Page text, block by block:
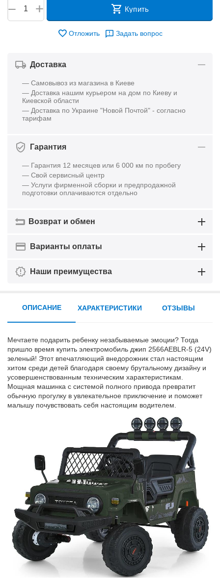
+
− Купить
Отложить Задать вопрос
Доставка
— Самовывоз из магазина в Киеве
— Доставка нашим курьером на дом по Киеву и
Киевской области
— Доставка по Украине "Новой Почтой" - согласно
тарифам
Гарантия
— Гарантия 12 месяцев или 6 000 км по пробегу
— Свой сервисный центр
— Услуги фирменной сборки и предпродажной
подготовки оплачиваются отдельно
Возврат и обмен
Варианты оплаты
Наши преимущества
ОПИСАНИЕ
Мечтаете подарить ребенку незабываемые эмоции? Тогда
пришло время купить электромобиль джип 2566AEBLR-5 (24V)
зеленый! Этот впечатляющий внедорожник стал настоящим
хитом среди детей благодаря своему брутальному дизайну и
усовершенствованным техническим характеристикам.
Мощная машинка с системой полного привода превратит
обычную прогулку в увлекательное приключение и поможет
малышу почувствовать себя настоящим водителем.
ХАРАКТЕРИСТИКИ ОТЗЫВЫ